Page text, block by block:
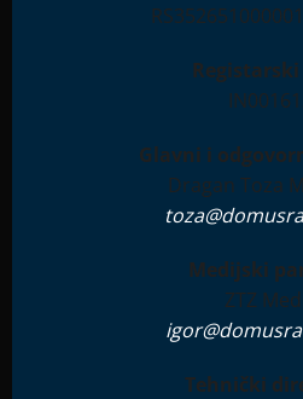
Glavni i
Dragan Toza
Medijski
ZTZ
Tehnički